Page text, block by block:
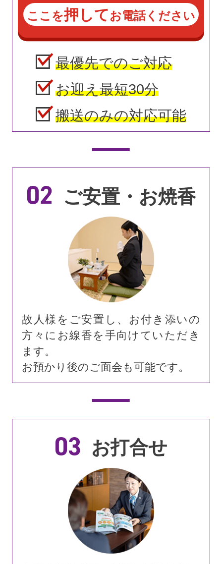
ここを押してお電話ください
最優先でのご対応
お迎え最短30分
搬送のみの対応可能
02 ご安置・お焼香
故人様をご安置し、お付き添いの
方々にお線香を手向けていただき
ます。
お預かり後のご面会も可能です。
03 お打合せ